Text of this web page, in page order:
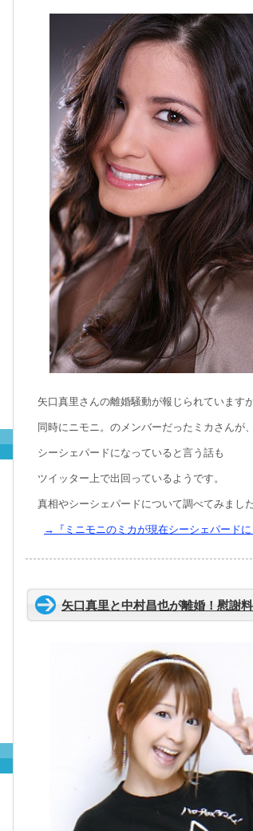
矢口真里さんの離婚騒動が報じられていますが
同時にニモニ。のメンバーだったミカさんが、
シーシェパードになっていると言う話も
ツイッター上で出回っているようです。
真相やシーシェパードについて調べてみました
→『ミニモニのミカが現在シーシェパード
矢口真里と中村昌也が離婚！慰謝